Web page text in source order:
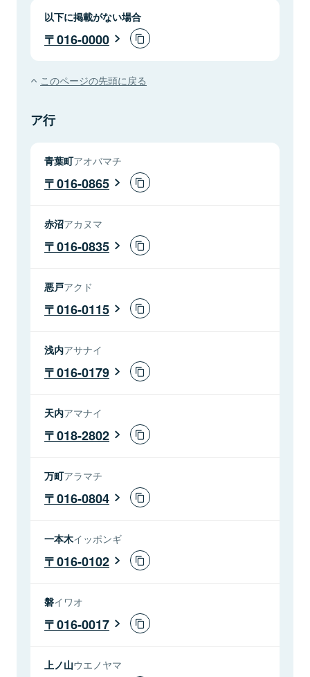
以下に掲載がない場合
016-0000
このページの先頭に戻る
ア行
青葉町アオバマチ
016-0865
赤沼アカヌマ
016-0835
悪戸アクド
016-0115
浅内アサナイ
016-0179
天内アマナイ
018-2802
万町アラマチ
016-0804
一本木イッポンギ
016-0102
磐イワオ
016-0017
上ノ山ウエノヤマ